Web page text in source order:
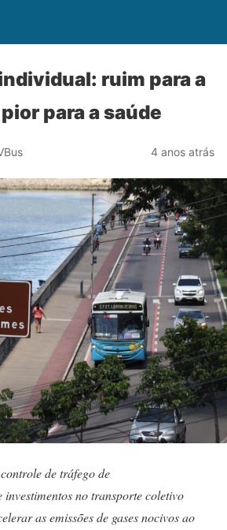
ruim para a
para a saúde
4 anos atrás
de tráfego de
investimentos no transporte coletivo
as emissões de gases nocivos ao